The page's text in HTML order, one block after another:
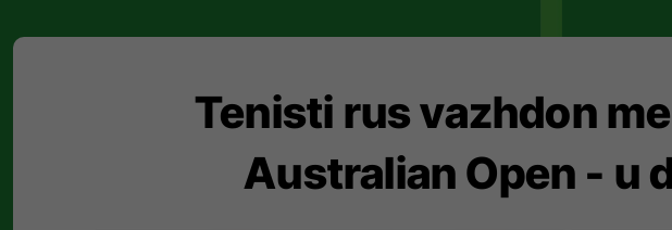
Tenisti rus vazhdon
Australian Open - u